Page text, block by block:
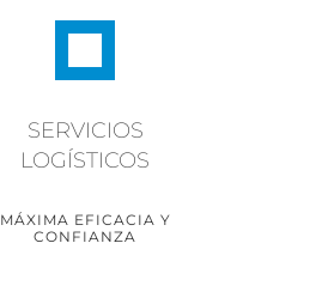
SERVICIOS
LOGÍSTICOS
MÁXIMA EFICACIA Y
CONFIANZA
SERVICIO INTEGRAL